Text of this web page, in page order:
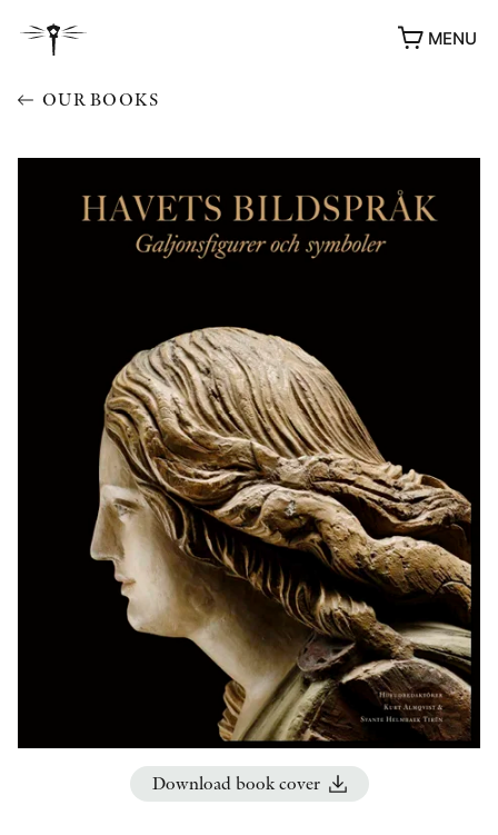
MENU
AWARDS
OTHER FORMATS
PEER REVIEW PROCESS
OUR BOOKS
Download book cover